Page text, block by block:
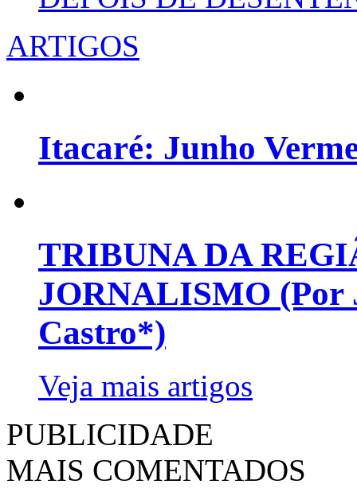
ARTIGOS
Itacaré: Junho
TRIBUNA DA
JORNALISMO (Por
Castro*)
Veja mais artigos
PUBLICIDADE
MAIS COMENTADOS